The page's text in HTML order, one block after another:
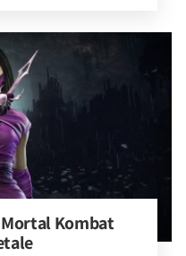
Kombat